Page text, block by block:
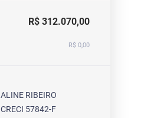
R$ 312.070,00
R$ 0,00
ALINE RIBEIRO
CRECI 57842-F